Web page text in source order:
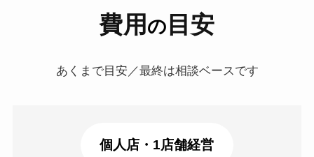
費用 の 目安
あくまで目安／最終は相談ベースです
個人店・1店舗経営